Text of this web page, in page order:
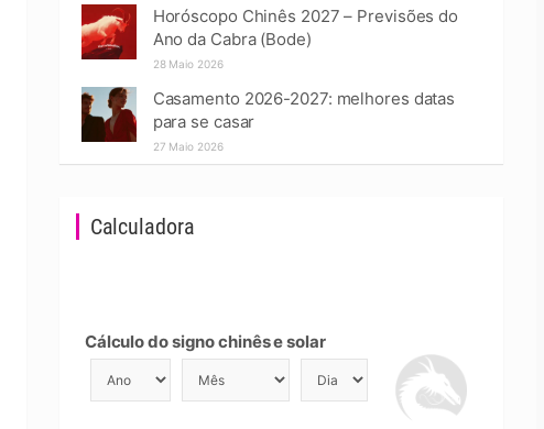
Horóscopo Chinês 2027 – Previsões do
Ano da Cabra (Bode)
28 Maio 2026
Casamento 2026-2027: melhores datas
para se casar
27 Maio 2026
Calculadora
Cálculo do signo chinês e solar